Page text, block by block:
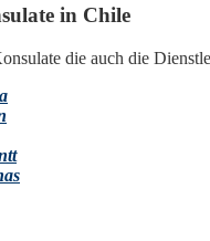
in Chile
die auch die